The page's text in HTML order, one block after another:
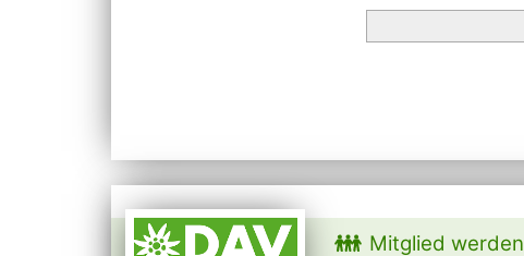
Mitglied werden